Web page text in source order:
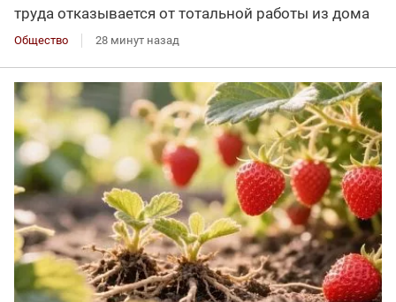
труда отказывается от тотальной работы из дома
Общество 28 минут назад